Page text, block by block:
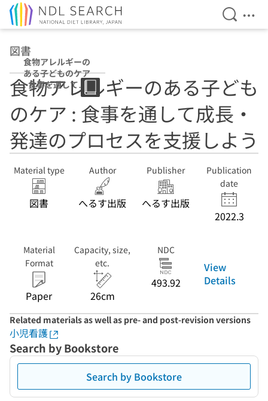
Open
図書
食物アレルギーの
ある子どものケア
: 食事を通して成
長・発達のプロセ
スを支援しよう
食物アレルギーのある子ども
のケア : 食事を通して成長・
発達のプロセスを支援しよう
Material type
図書
Author
へるす出版
Publisher
へるす出版
Publication
date
2022.3
Material
Format
Paper
Capacity, size,
etc.
26cm
NDC
493.92
View
Details
Related materials as well as pre- and post-revision versions
小児看護
Search by Bookstore
Search by Bookstore